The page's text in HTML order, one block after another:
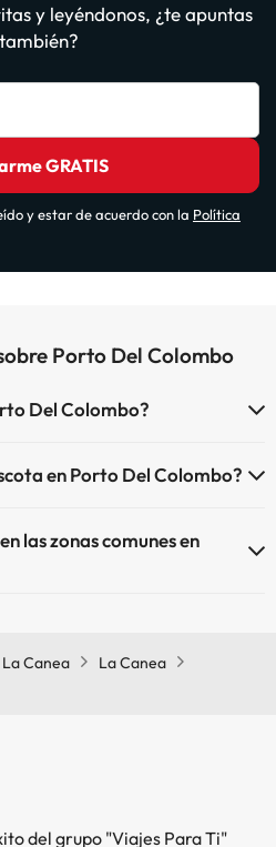
y leyéndonos, ¿te apuntas
GRATIS
y estar de acuerdo con la Política
Porto Del Colombo
Del Colombo?
en Porto Del Colombo?
las zonas comunes en
La Canea
La Canea
del grupo "Viajes Para Ti"